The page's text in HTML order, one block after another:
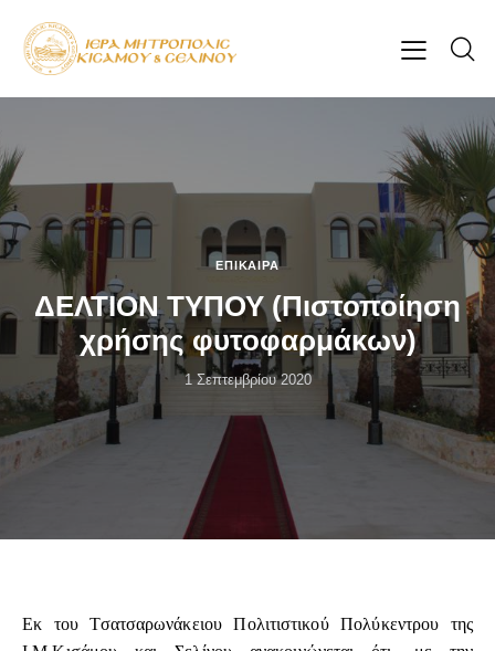
ΕΠΊΚΑΙΡΑ
ΔΕΛΤΙΟΝ ΤΥΠΟΥ (Πιστοποίηση
χρήσης φυτοφαρμάκων)
1 Σεπτεμβρίου 2020
Εκ του Τσατσαρωνάκειου Πολιτιστικού Πολύκεντρου της